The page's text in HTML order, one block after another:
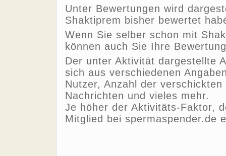
Unter Bewertungen wird
Shaktiprem bisher bewertet
Wenn Sie selber schon mit
können auch Sie Ihre
Der unter Aktivität dargestellte
sich aus verschiedenen
Nutzer, Anzahl der
Nachrichten und vieles mehr.
Je höher der Aktivitäts-Faktor,
Mitglied bei spermaspender.de